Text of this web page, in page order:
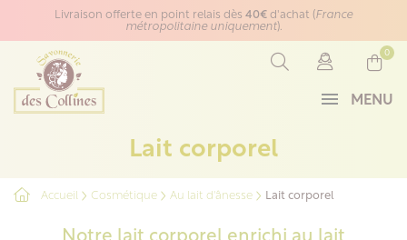
Panneau de gestion des cookies
Livraison offerte en point relais dès 40€ d'achat (France
métropolitaine uniquement).
MENU
0
Lait corporel
Accueil Cosmétique Au lait d'ânesse Lait corporel